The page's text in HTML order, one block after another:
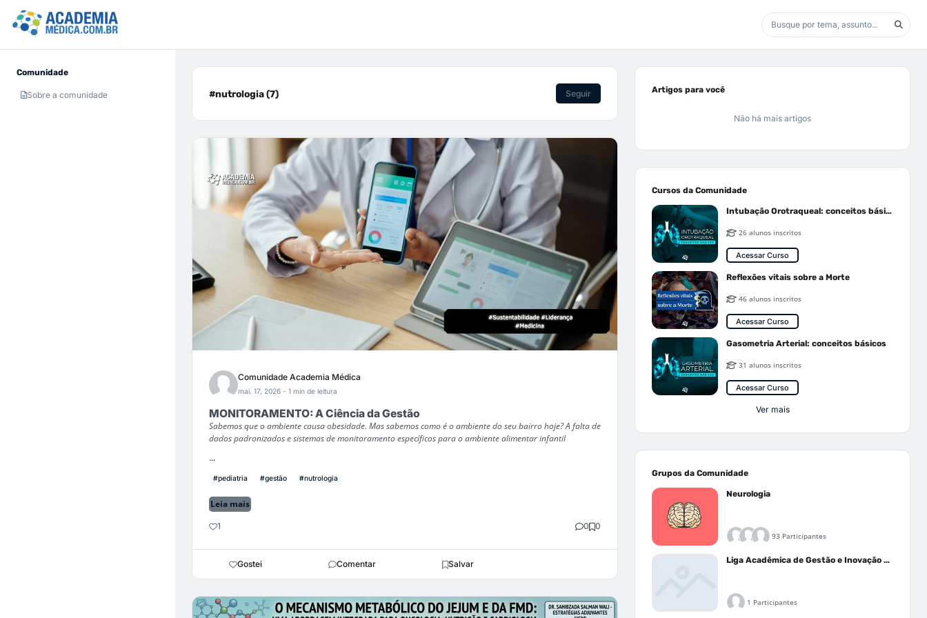
Comunidade
Sobre a comunidade #nutrologia (7) Seguir
Comunidade Academia Médica
mai. 17, 2026 - 1 min de leitura
MONITORAMENTO: A Ciência da Gestão
Sabemos que o ambiente causa obesidade. Mas sabemos como é o ambiente do seu bairro hoje? A falta de
dados padronizados e sistemas de monitoramento específicos para o ambiente alimentar infantil
...
#pediatria #gestão #nutrologia
Leia mais
1 0 0
Gostei Comentar Salvar
Artigos para você
Não há mais artigos
Cursos da Comunidade
Intubação Orotraqueal: conceitos básicos
26 alunos inscritos
Acessar Curso
Reflexões vitais sobre a Morte
46 alunos inscritos
Acessar Curso
Gasometria Arterial: conceitos básicos
31 alunos inscritos
Acessar Curso
Ver mais
Grupos da Comunidade
Neurologia
93 Participantes
Liga Acadêmica de Gestão e Inovação Médica - LAGIM
1 Participantes